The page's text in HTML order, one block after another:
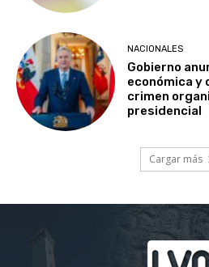
NACIONALES
Gobierno
económica y
crimen
presidencial
Cargar más